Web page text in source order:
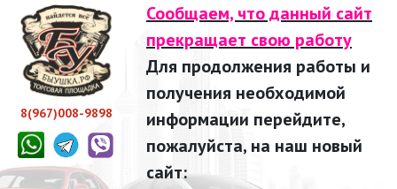
8(967)008-9898
Сообщаем, что данный сайт
прекращает свою работу
Для продолжения работы и
получения необходимой
информации перейдите,
пожалуйста, на наш новый
сайт: